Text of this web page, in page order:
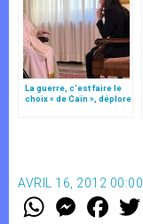
La guerre, c’est faire le
choix « de Caïn », déplore
AVRIL 16, 2012 00:00
W M
e
F
a